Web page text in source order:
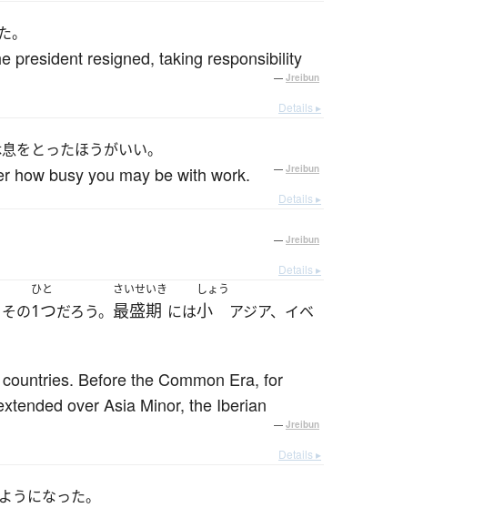
。
president resigned, taking responsibility
— Jreibun
Details ▸
をとったほうがいい。
how busy you may be with work. — Jreibun
Details ▸
— Jreibun
Details ▸
の
ひと
1つだろう。
さいせいき
最盛期 には
しょう
小 アジア、イベ
Before the Common Era, for
over Asia Minor, the Iberian
— Jreibun
Details ▸
うになった。